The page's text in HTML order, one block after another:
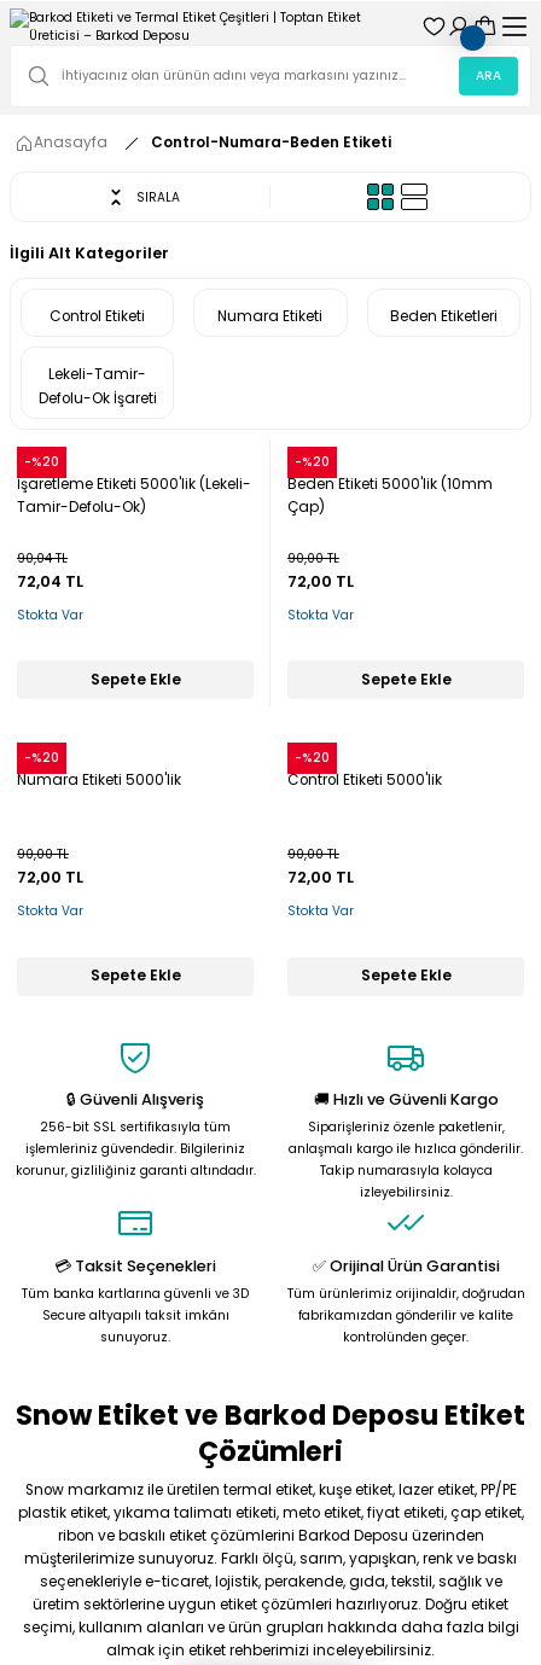
ARA
Anasayfa Control-Numara-Beden Etiketi
SIRALA
İlgili Alt Kategoriler
Control Etiketi Numara Etiketi Beden Etiketleri
Lekeli-Tamir-
Defolu-Ok İşareti
-%20
Snow
İşaretleme Etiketi 5000'lik (Lekeli-
Tamir-Defolu-Ok)
90,04 TL
72,04 TL
Stokta Var
Sepete Ekle
-%20
Snow
Beden Etiketi 5000'lik (10mm
Çap)
90,00 TL
72,00 TL
Stokta Var
Sepete Ekle
-%20
Snow
Numara Etiketi 5000'lik
90,00 TL
72,00 TL
Stokta Var
Sepete Ekle
-%20
Snow
Control Etiketi 5000'lik
90,00 TL
72,00 TL
Stokta Var
Sepete Ekle
🔒 Güvenli Alışveriş
256-bit SSL sertifikasıyla tüm
işlemleriniz güvendedir. Bilgileriniz
korunur, gizliliğiniz garanti altındadır.
🚚 Hızlı ve Güvenli Kargo
Siparişleriniz özenle paketlenir,
anlaşmalı kargo ile hızlıca gönderilir.
Takip numarasıyla kolayca
izleyebilirsiniz.
💳 Taksit Seçenekleri
Tüm banka kartlarına güvenli ve 3D
Secure altyapılı taksit imkânı
sunuyoruz.
✅ Orijinal Ürün Garantisi
Tüm ürünlerimiz orijinaldir, doğrudan
fabrikamızdan gönderilir ve kalite
kontrolünden geçer.
Snow Etiket ve Barkod Deposu Etiket
Çözümleri
Snow markamız ile üretilen termal etiket, kuşe etiket, lazer etiket, PP/PE
plastik etiket, yıkama talimatı etiketi, meto etiket, fiyat etiketi, çap etiket,
ribon ve baskılı etiket çözümlerini Barkod Deposu üzerinden
müşterilerimize sunuyoruz. Farklı ölçü, sarım, yapışkan, renk ve baskı
seçenekleriyle e-ticaret, lojistik, perakende, gıda, tekstil, sağlık ve
üretim sektörlerine uygun etiket çözümleri hazırlıyoruz. Doğru etiket
seçimi, kullanım alanları ve ürün grupları hakkında daha fazla bilgi
almak için etiket rehberimizi inceleyebilirsiniz.